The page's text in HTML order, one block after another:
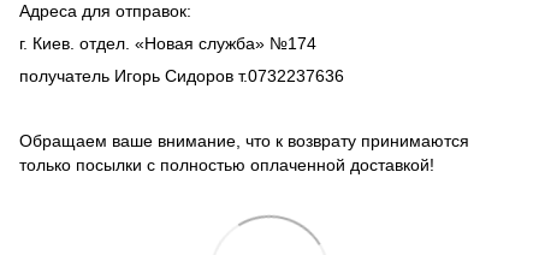
Адреса для отправок:
г. Киев. отдел. «Новая служба» №174
получатель Игорь Сидоров т.0732237636
Обращаем ваше внимание, что к возврату принимаются
только посылки с полностью оплаченной доставкой!